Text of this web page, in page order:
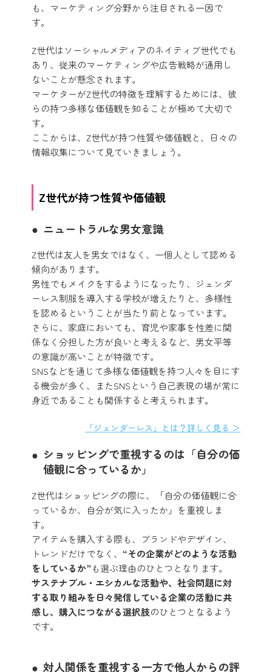
も、マーケティング分野から注目される一因で
す。
Z世代はソーシャルメディアのネイティブ世代でも
あり、従来のマーケティングや広告戦略が通用し
ないことが懸念されます。
マーケターがZ世代の特徴を理解するためには、彼
らの持つ多様な価値観を知ることが極めて大切で
す。
ここからは、Z世代が持つ性質や価値観と、日々の
情報収集について見ていきましょう。
Z世代が持つ性質や価値観
ニュートラルな男女意識
Z世代は友人を男女ではなく、一個人として認める
傾向があります。
男性でもメイクをするようになったり、ジェンダ
ーレス制服を導入する学校が増えたりと、多様性
を認めるということが当たり前となっています。
さらに、家庭においても、育児や家事を性差に関
係なく分担した方が良いと考えるなど、男女平等
の意識が高いことが特徴です。
SNSなどを通じて多様な価値観を持つ人々を目にす
る機会が多く、またSNSという自己表現の場が常に
身近であることも関係すると考えられます。
「ジェンダーレス」とは？詳しく見る ＞
ショッピングで重視するのは「自分の価
値観に合っているか」
Z世代はショッピングの際に、「自分の価値観に合
っているか、自分が気に入ったか」を重視しま
す。
アイテムを購入する際も、ブランドやデザイン、
トレンドだけでなく、 “その企業がどのような活動
をしているか”も選ぶ理由のひとつとなります。
サステナブル・エシカルな活動や、社会問題に対
する取り組みを日々発信している企業の活動に共
感し、購入につながる選択肢のひとつとなるよう
です。
対人関係を重視する一方で他人からの評